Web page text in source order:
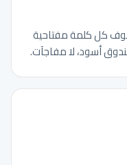
كل كلمة مفتاحية
أسود، لا مفاجآت.